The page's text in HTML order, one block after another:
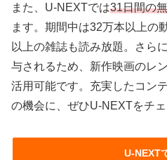
また、U-NEXTでは31日間の
ます。期間中は32万本以上の
以上の雑誌も読み放題。さら
与されるため、新作映画のレ
活用可能です。充実したコン
の機会に、ぜひU-NEXTをチ
U-NEXT